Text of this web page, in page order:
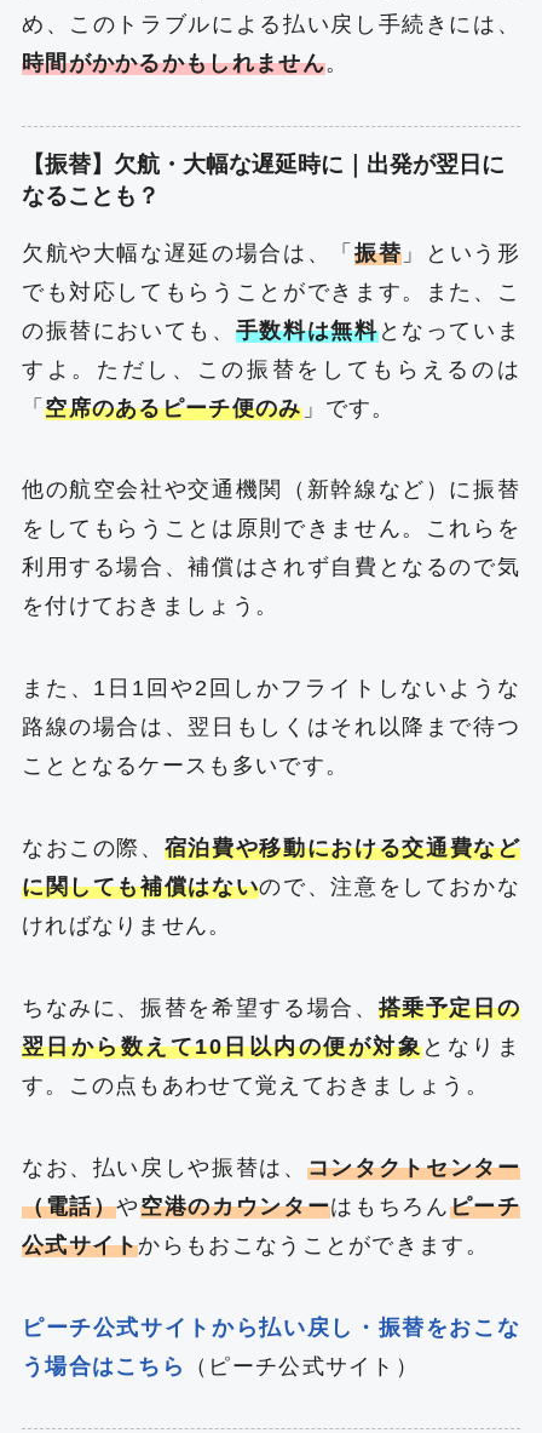
め、このトラブルによる払い戻し手続きには、
時間がかかるかもしれません。
【振替】欠航・大幅な遅延時に｜出発が翌日に
なることも？
欠航や大幅な遅延の場合は、「 振替 」という形
でも対応してもらうことができます。また、こ
の振替においても、 手数料は無料となっていま
すよ。ただし、この振替をしてもらえるのは
「空席のあるピーチ便のみ」です。
他の航空会社や交通機関（新幹線など）に振替
をしてもらうことは原則できません。これらを
利用する場合、補償はされず自費となるので気
を付けておきましょう。
また、1日1回や2回しかフライトしないような
路線の場合は、翌日もしくはそれ以降まで待つ
こととなるケースも多いです。
なおこの際、 宿泊費や移動における交通費など
に関しても補償はないので、注意をしておかな
ければなりません。
ちなみに、振替を希望する場合、 搭乗予定日の
翌日から数えて10日以内の便が対象となりま
す。この点もあわせて覚えておきましょう。
なお、払い戻しや振替は、 コンタクトセンター
（電話）や空港のカウンターはもちろんピーチ
公式サイトからもおこなうことができます。
ピーチ公式サイトから払い戻し・振替をおこな
う場合はこちら
（ピーチ公式サイト）